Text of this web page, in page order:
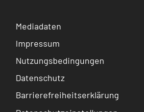
Mediadaten
Impressum
Nutzungsbedingungen
Datenschutz
Barrierefreiheitserklärung